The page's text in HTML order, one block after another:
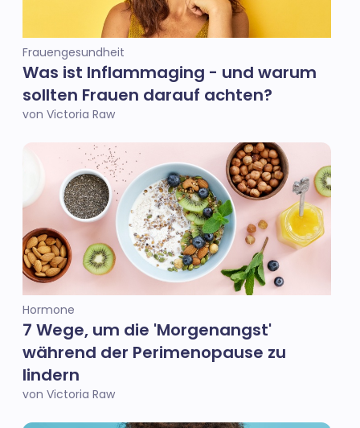
Frauengesundheit
Was ist Inflammaging - und warum
sollten Frauen darauf achten?
von Victoria Raw
Hormone
7 Wege, um die 'Morgenangst'
während der Perimenopause zu
lindern
von Victoria Raw